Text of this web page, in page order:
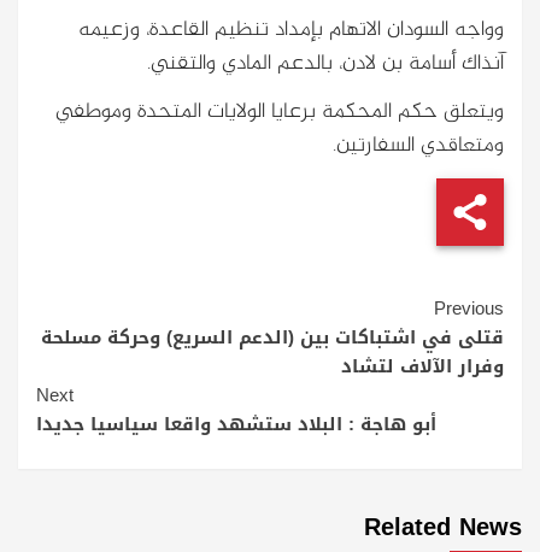
وواجه السودان الاتهام بإمداد تنظيم القاعدة، وزعيمه
آنذاك أسامة بن لادن، بالدعم المادي والتقني.
ويتعلق حكم المحكمة برعايا الولايات المتحدة وموطفي
ومتعاقدي السفارتين.
Continue
Reading
Previous
قتلى في اشتباكات بين (الدعم السريع) وحركة مسلحة
وفرار الآلاف لتشاد
Next
أبو هاجة : البلاد ستشهد واقعا سياسيا جديدا
Related News